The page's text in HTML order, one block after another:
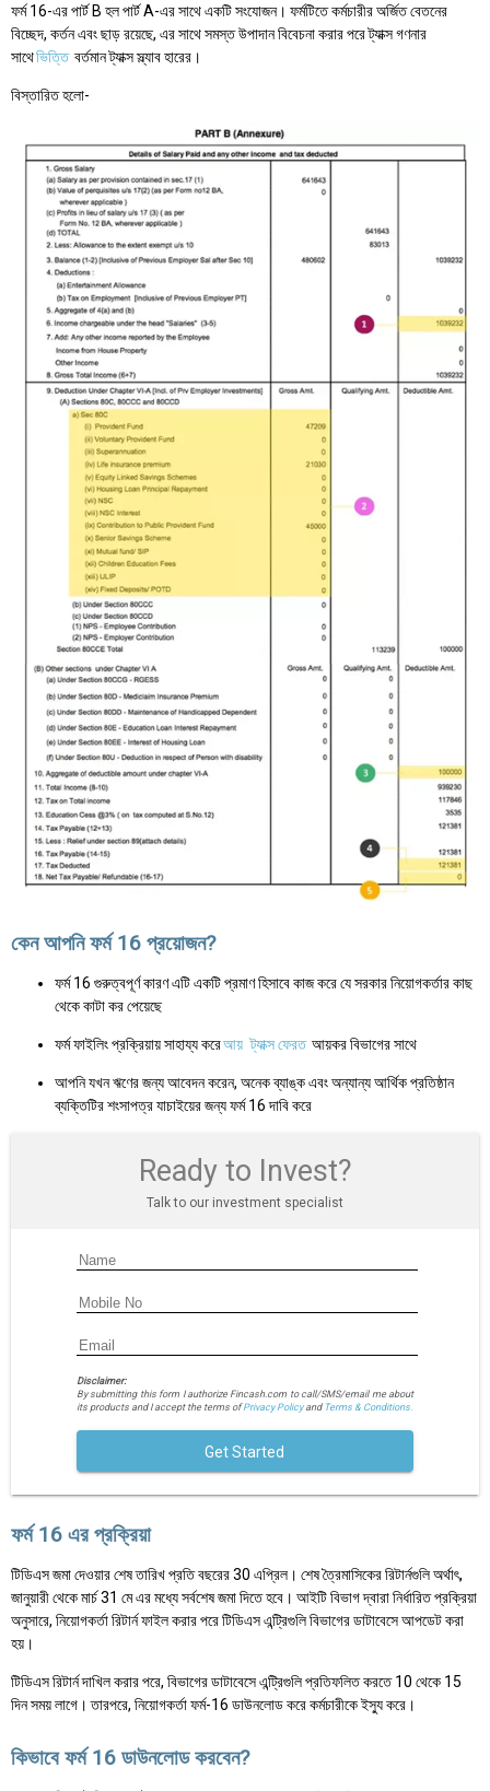
ফর্ম 16-এর পার্ট B হল পার্ট A-এর সাথে একটি সংযোজন। ফর্মটিতে কর্মচারীর অর্জিত বেতনের
বিচ্ছেদ, কর্তন এবং ছাড় রয়েছে, এর সাথে সমস্ত উপাদান বিবেচনা করার পরে ট্যাক্স গণনার
সাথেভিত্তি বর্তমান ট্যাক্স স্ল্যাব হারের।
বিস্তারিত হলো-
কেন আপনি ফর্ম 16 প্রয়োজন?
ফর্ম 16 গুরুত্বপূর্ণ কারণ এটি একটি প্রমাণ হিসাবে কাজ করে যে সরকার নিয়োগকর্তার কাছ
থেকে কাটা কর পেয়েছে
ফর্ম ফাইলিং প্রক্রিয়ায় সাহায্য করেআয় ট্যাক্স ফেরত আয়কর বিভাগের সাথে
আপনি যখন ঋণের জন্য আবেদন করেন, অনেক ব্যাঙ্ক এবং অন্যান্য আর্থিক প্রতিষ্ঠান
ব্যক্তিটির শংসাপত্র যাচাইয়ের জন্য ফর্ম 16 দাবি করে
Ready to Invest?
Talk to our investment specialist
Disclaimer:
By submitting this form I authorize Fincash.com to call/SMS/email me about
its products and I accept the terms ofPrivacy Policyand Terms & Conditions.
Get Started
ফর্ম 16 এর প্রক্রিয়া
টিডিএস জমা দেওয়ার শেষ তারিখ প্রতি বছরের 30 এপ্রিল। শেষ ত্রৈমাসিকের রিটার্নগুলি অর্থাৎ,
জানুয়ারী থেকে মার্চ 31 মে এর মধ্যে সর্বশেষ জমা দিতে হবে। আইটি বিভাগ দ্বারা নির্ধারিত প্রক্রিয়া
অনুসারে, নিয়োগকর্তা রিটার্ন ফাইল করার পরে টিডিএস এন্ট্রিগুলি বিভাগের ডাটাবেসে আপডেট করা
হয়।
টিডিএস রিটার্ন দাখিল করার পরে, বিভাগের ডাটাবেসে এন্ট্রিগুলি প্রতিফলিত করতে 10 থেকে 15
দিন সময় লাগে। তারপরে, নিয়োগকর্তা ফর্ম-16 ডাউনলোড করে কর্মচারীকে ইস্যু করে।
কিভাবে ফর্ম 16 ডাউনলোড করবেন?